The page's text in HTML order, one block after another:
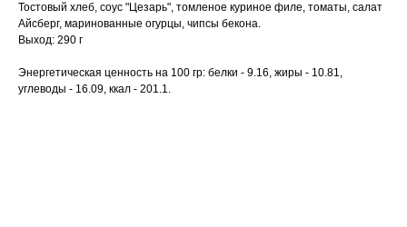
Тостовый хлеб, соус "Цезарь", томленое куриное филе, томаты, салат
Айсберг, маринованные огурцы, чипсы бекона.
Выход: 290 г
Энергетическая ценность на 100 гр: белки - 9.16, жиры - 10.81,
углеводы - 16.09, ккал - 201.1.